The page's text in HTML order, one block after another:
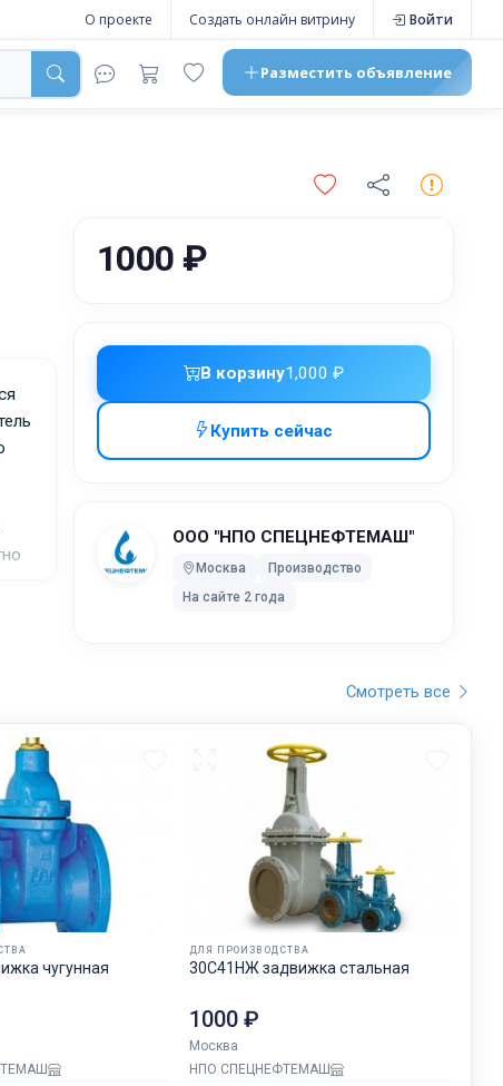
О проекте Создать онлайн витрину Войти
Разместить объявление
1000 ₽
В корзину1,000 ₽
Купить сейчас
ООО "НПО СПЕЦНЕФТЕМАШ"
Москва
Производство
На сайте 2 года
Смотреть все
чугунная
ДЛЯ ПРОИЗВОДСТВА
30С41НЖ задвижка стальная
1000 ₽
Москва
НПО СПЕЦНЕФТЕМАШ